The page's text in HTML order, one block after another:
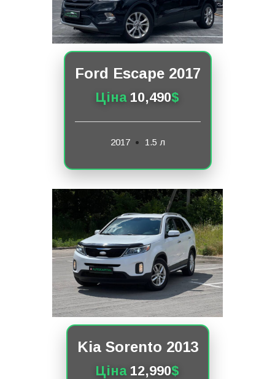
Ford Escape 2017
Ціна 10,490$
2017 1.5 л
Kia Sorento 2013
Ціна 12,990$